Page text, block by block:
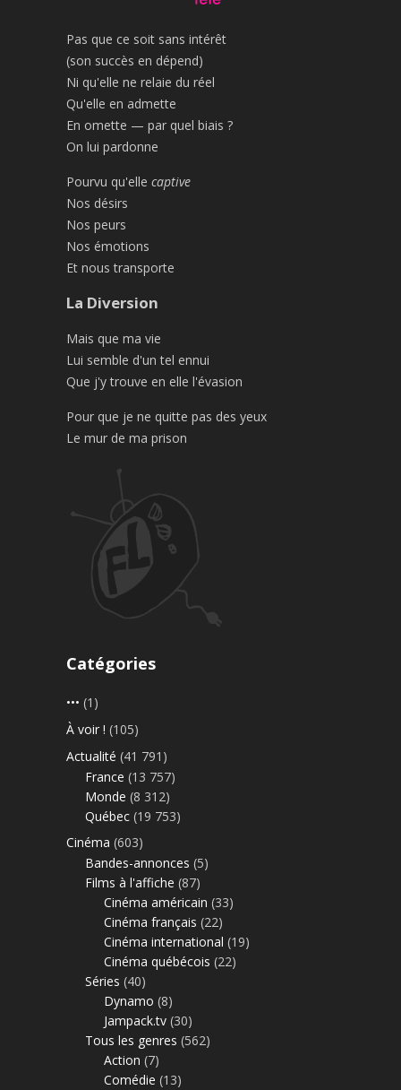
Pas que ce soit sans intérêt
(son succès en dépend)
Ni qu'elle ne relaie du réel
Qu'elle en admette
En omette — par quel biais ?
On lui pardonne
Pourvu qu'elle captive
Nos désirs
Nos peurs
Nos émotions
Et nous transporte
La Diversion
Mais que ma vie
Lui semble d'un tel ennui
Que j'y trouve en elle l'évasion
Pour que je ne quitte pas des yeux
Le mur de ma prison
Catégories
••• (1)
À voir ! (105)
Actualité (41 791)
France (13 757)
Monde (8 312)
Québec (19 753)
Cinéma (603)
Bandes-annonces (5)
Films à l'affiche (87)
Cinéma américain (33)
Cinéma français (22)
Cinéma international (19)
Cinéma québécois (22)
Séries (40)
Dynamo (8)
Jampack.tv (30)
Tous les genres (562)
Action (7)
Comédie (13)